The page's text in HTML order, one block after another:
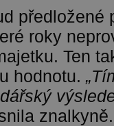
předložené
roky
Ten
hodnotu.
znalkyně.